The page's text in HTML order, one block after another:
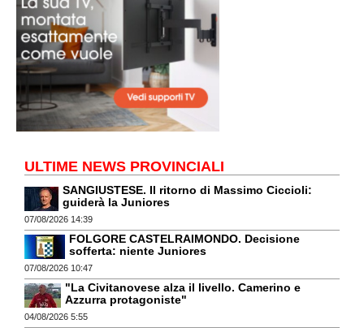
ULTIME NEWS PROVINCIALI
SANGIUSTESE. Il ritorno di Massimo Ciccioli:
guiderà la Juniores
07/08/2026 14:39
FOLGORE CASTELRAIMONDO. Decisione
sofferta: niente Juniores
07/08/2026 10:47
"La Civitanovese alza il livello. Camerino e
Azzurra protagoniste"
04/08/2026 5:55